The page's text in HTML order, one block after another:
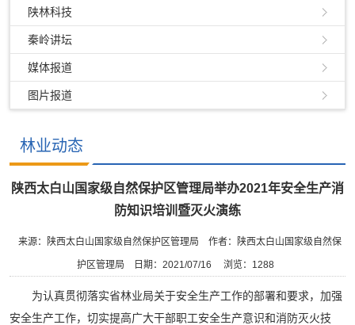
陕林科技
秦岭讲坛
媒体报道
图片报道
林业动态
陕西太白山国家级自然保护区管理局举办2021年安全生产消
防知识培训暨灭火演练
来源：陕西太白山国家级自然保护区管理局 作者：陕西太白山国家级自然保
护区管理局 日期：2021/07/16 浏览： 1288
为认真贯彻落实省林业局关于安全生产工作的部署和要求，加强
安全生产工作，切实提高广大干部职工安全生产意识和消防灭火技